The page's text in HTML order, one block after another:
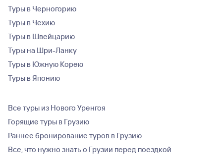
Туры в Черногорию
Туры в Чехию
Туры в Швейцарию
Туры на Шри-Ланку
Туры в Южную Корею
Туры в Японию
Все туры из Нового Уренгоя
Горящие туры в Грузию
Раннее бронирование туров в Грузию
Все, что нужно знать о Грузии перед поездкой